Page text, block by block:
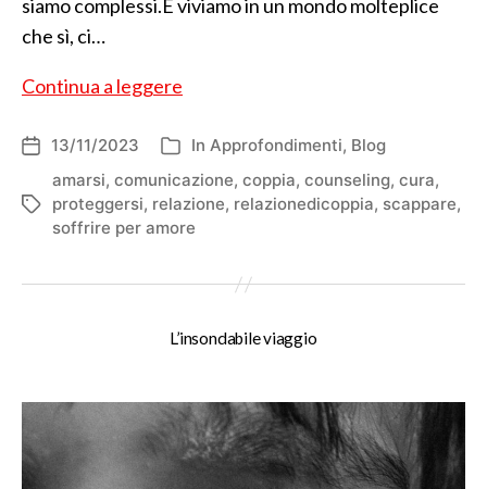
siamo complessi.E viviamo in un mondo molteplice
che sì, ci…
Continua a leggere
la
cura
Data
dell'articolo
13/11/2023 Categorie
In Approfondimenti, Blog
Tag
amarsi, comunicazione, coppia, counseling, cura,
proteggersi, relazione, relazionedicoppia, scappare,
soffrire per amore
L’insondabile viaggio